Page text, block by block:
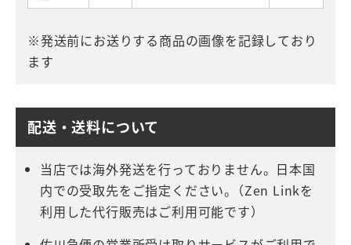
※発送前にお送りする商品の画像を記録しており
ます
配送・送料について
当店では海外発送を行っておりません。日本国
内での受取先をご指定ください。（Zen Linkを
利用した代行販売はご利用可能です）